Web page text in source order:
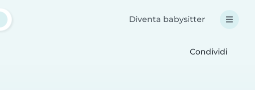
Diventa babysitter
Condividi